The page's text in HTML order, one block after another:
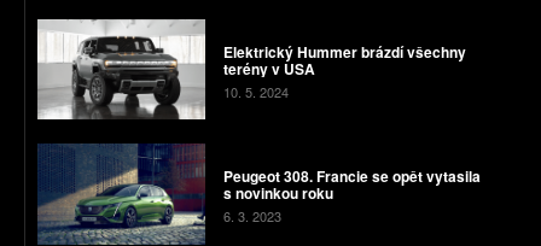
Elektrický Hummer brázdí všechny
terény v USA
10. 5. 2024
Peugeot 308. Francie se opět vytasila
s novinkou roku
6. 3. 2023